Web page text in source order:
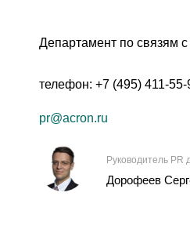
Департамент по связям
телефон: +7 (495) 411-55-
pr@acron.ru
Руководитель PR
Дорофеев